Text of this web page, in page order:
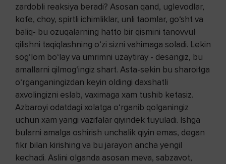
zardobli reaksiya beradi? Asosan qand, uglevodlar,
kofe, choy, spirtli ichimliklar, unli taomlar, go‘sht va
baliq- bu ozuqalarning hatto bir qismini tanovvul
qilishni taqiqlashning o‘zi sizni vahimaga soladi. Lekin
sog‘lom bo‘lay va umrimni uzaytiray - desangiz, bu
amallarni qilmog‘ingiz shart. Asta-sekin bu sharoitga
o‘rganganingizdan keyin oldingi daxshatli
axvolingizni eslab, vaximaga xam tushib ketasiz.
Azbaroyi odatdagi xolatga o‘rganib qolganingiz
uchun xam yangi vazifalar qiyindek tuyuladi. Ishga
bularni amalga oshirish unchalik qiyin emas, degan
fikr bilan kirishing va bu jarayon ancha yengil
kechadi. Aslini olganda asosan meva, sabzavot,